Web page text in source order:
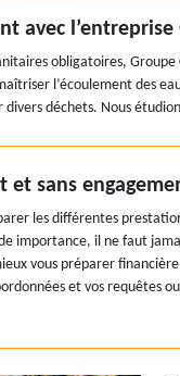
avec
obligatoires,
l’écoulement des
déchets. Nous
sans
les différentes
importance, il ne faut
vous préparer
et vos requêtes